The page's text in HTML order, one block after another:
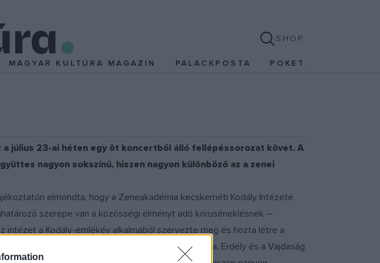
SHOP
MAGYAR KULTÚRA MAGAZIN PALACKPOSTA POKET
július 23-ai héten egy öt koncertből álló fellépéssorozat követ. A
nagyon sokszínű, hiszen nagyon különböző az a zenei
elmondta, hogy a Zeneakadémia kecskeméti Kodály Intézete
szerepe van a közösségi élményt adó kóruséneklésnek –
a Kodály-emlékév alkalmából szervezte meg és hozta létre a
is tagja lett, képviselve a Felvidék, Kárpátalja, Erdély és a Vajdaság